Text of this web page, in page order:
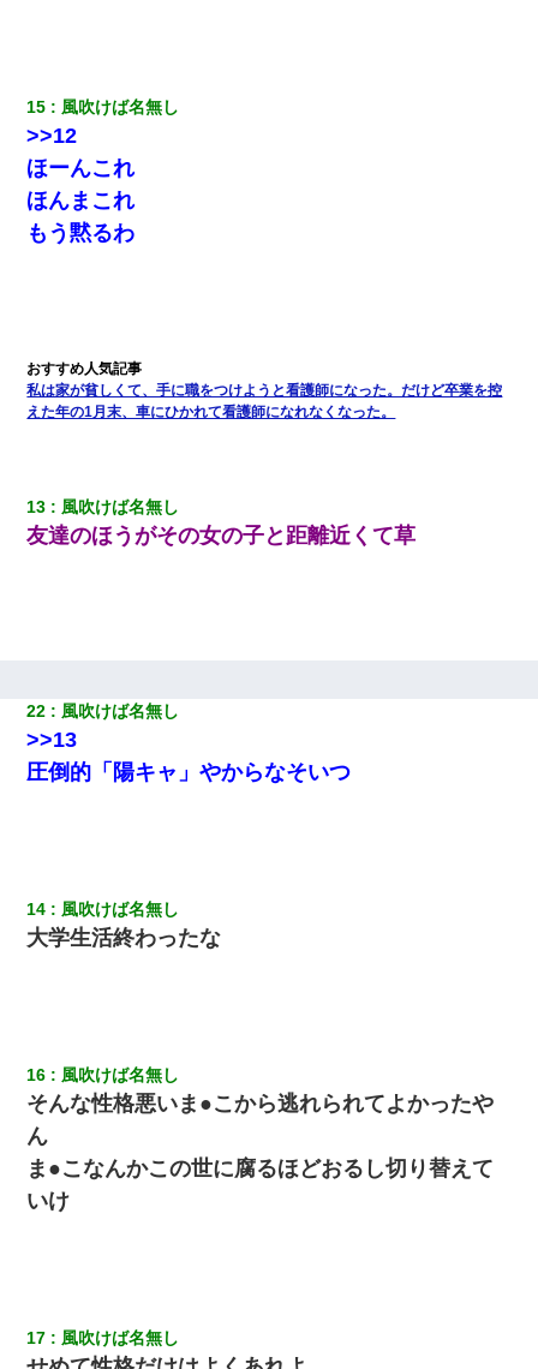
結婚生活10ヶ月目で嫁から一方的に「もう冷めた」と離婚切り出
された
【悲報】姉と入浴中に大きくなってしまった結果ｗｗｗｗｗｗｗ
ｗ
私が遺産を相続。→それを知った義両親が「旅行代金を出せ！」
「リフォーム費用を負担しろ！」「金の管理は私達がする！」と
浅ましくも集りにきた。
泣」俺（キターー）→
姉旦那の友達「ほんとのパパだよ～」私のお腹を触ってほざく。
→思わず手を叩いて振り払ったら…
【衝撃】女友達から行為中に告白されてOKした結果
15 風吹けば名無し
>>12
ほーんこれ
ほんまこれ
もう黙るわ
私は家が貧しくて、手に職をつけようと看護師になった。だけど卒業を控
えた年の1月末、車にひかれて看護師になれなくなった。
13 風吹けば名無し
友達のほうがその女の子と距離近くて草
22 風吹けば名無し
>>13
圧倒的「陽キャ」やからなそいつ
14 風吹けば名無し
大学生活終わったな
16 風吹けば名無し
そんな性格悪いま●こから逃れられてよかったや
ん
ま●こなんかこの世に腐るほどおるし切り替えて
いけ
17 風吹けば名無し